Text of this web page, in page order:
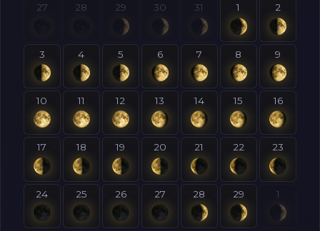
27 28 29 30 31 1 2
3 4 5 6 7 8 9
10 11 12 13 14 15 16
17 18 19 20 21 22 23
24 25 26 27 28 29 1